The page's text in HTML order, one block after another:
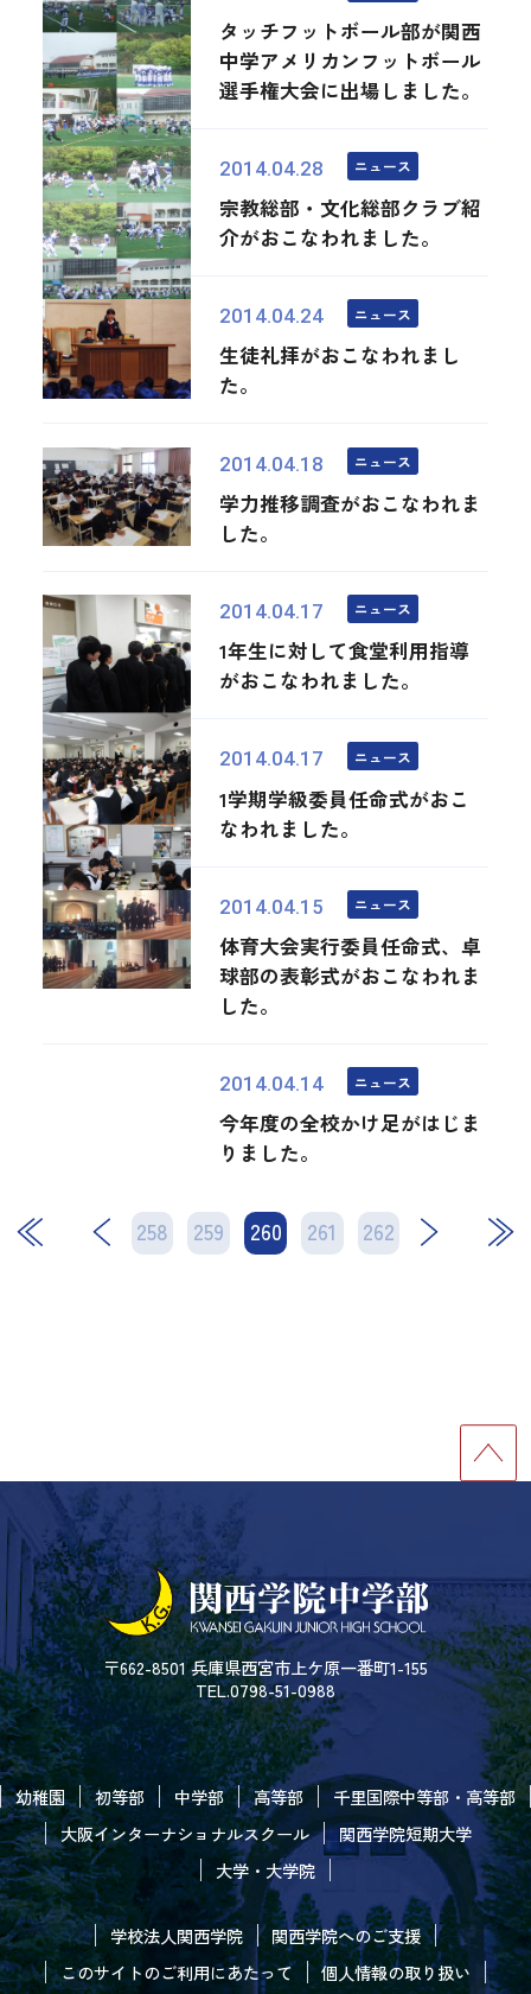
タッチフットボール部が関西
中学アメリカンフットボール
選手権大会に出場しました。
2014.04.28 ニュース
宗教総部・文化総部クラブ紹
介がおこなわれました。
2014.04.24 ニュース
生徒礼拝がおこなわれまし
た。
2014.04.18 ニュース
学力推移調査がおこなわれま
した。
2014.04.17 ニュース
1年生に対して食堂利用指導
がおこなわれました。
2014.04.17 ニュース
1学期学級委員任命式がおこ
なわれました。
2014.04.15 ニュース
体育大会実行委員任命式、卓
球部の表彰式がおこなわれま
した。
2014.04.14 ニュース
今年度の全校かけ足がはじま
りました。
258 259 260 261 262
次 最後
〒662-8501 兵庫県西宮市上ケ原一番町1-155
TEL.0798-51-0988
幼稚園 初等部 中学部 高等部
千里国際中等部・高等部
大阪インターナショナルスクール
関西学院短期大学
大学・大学院
学校法人関西学院
関西学院へのご支援
このサイトのご利用にあたって
個人情報の取り扱い